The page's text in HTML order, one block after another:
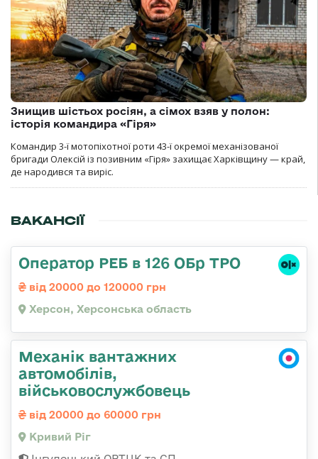
Знищив шістьох росіян, а сімох взяв у полон:
історія командира «Гіря»
Командир 3-ї мотопіхотної роти 43-ї окремої механізованої
бригади Олексій із позивним «Гіря» захищає Харківщину — край,
де народився та виріс.
ВАКАНСІЇ
Оператор РЕБ в 126 ОБр ТРО
від 20000 до 120000 грн
Херсон, Херсонська область
Механік вантажних
автомобілів,
військовослужбовець
від 20000 до 60000 грн
Кривий Ріг